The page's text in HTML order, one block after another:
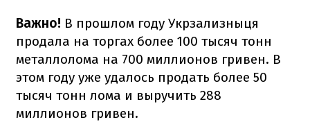
Важно! В прошлом году Укрзализныця
продала на торгах более 100 тысяч тонн
металлолома на 700 миллионов гривен. В
этом году уже удалось продать более 50
тысяч тонн лома и выручить 288
миллионов гривен.